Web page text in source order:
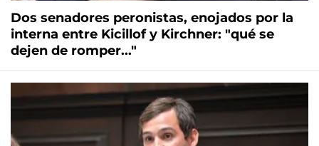
Dos senadores peronistas, enojados por la
interna entre Kicillof y Kirchner: "qué se
dejen de romper..."